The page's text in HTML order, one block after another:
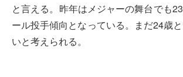
と言える。昨年はメジャーの舞台でも
ール投手傾向となっている。まだ24歳
いと考えられる。